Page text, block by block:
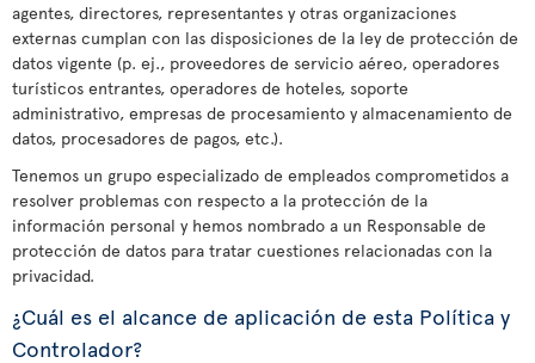
agentes, directores, representantes y otras organizaciones
externas cumplan con las disposiciones de la ley de protección de
datos vigente (p. ej., proveedores de servicio aéreo, operadores
turísticos entrantes, operadores de hoteles, soporte
administrativo, empresas de procesamiento y almacenamiento de
datos, procesadores de pagos, etc.).
Tenemos un grupo especializado de empleados comprometidos a
resolver problemas con respecto a la protección de la
información personal y hemos nombrado a un Responsable de
protección de datos para tratar cuestiones relacionadas con la
privacidad.
¿Cuál es el alcance de aplicación de esta Política y
Controlador?